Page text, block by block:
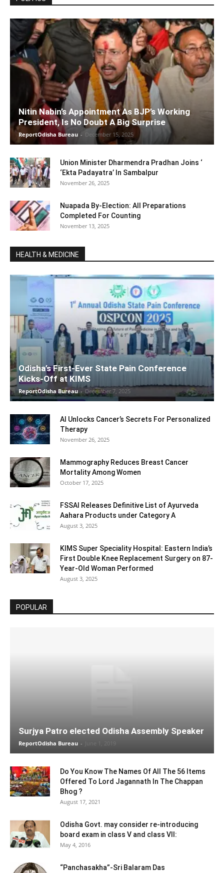
Nitin Nabin’s Appointment As BJP’s Working
President, Is No Doubt A Big Surprise
ReportOdisha Bureau - December 15, 2025
Union Minister Dharmendra Pradhan Joins ‘
‘Ekta Padayatra’ In Sambalpur
November 26, 2025
Nuapada By-Election: All Preparations
Completed For Counting
November 13, 2025
HEALTH & MEDICINE
Odisha’s First-Ever State Pain Conference
Kicks-Off at KIMS
ReportOdisha Bureau - December 7, 2025
AI Unlocks Cancer’s Secrets For Personalized
Therapy
November 26, 2025
Mammography Reduces Breast Cancer
Mortality Among Women
October 17, 2025
FSSAI Releases Definitive List of Ayurveda
Aahara Products under Category A
August 3, 2025
KIMS Super Speciality Hospital: Eastern India’s
First Double Knee Replacement Surgery on 87-
Year-Old Woman Performed
August 3, 2025
POPULAR
Surjya Patro elected Odisha Assembly Speaker
ReportOdisha Bureau - June 1, 2019
Do You Know The Names Of All The 56 Items
Offered To Lord Jagannath In The Chappan
Bhog ?
August 17, 2021
Odisha Govt. may consider re-introducing
board exam in class V and class VII:
May 4, 2016
“Panchasakha”-Sri Balaram Das